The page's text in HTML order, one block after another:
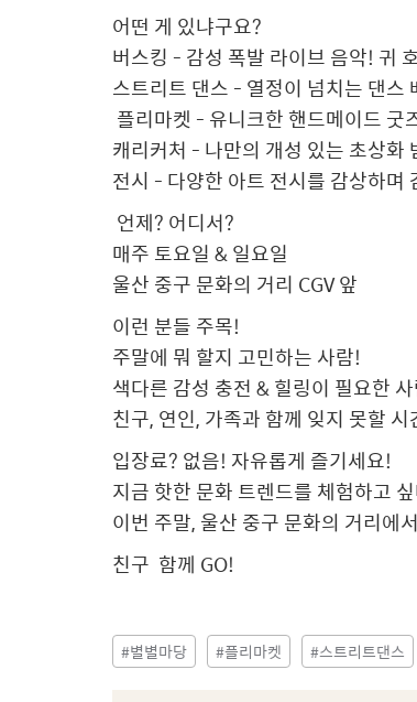
어떤 게 있냐구요?
버스킹 - 감성 폭발 라이브 음악! 귀
스트리트 댄스 - 열정이 넘치는 댄스
플리마켓 - 유니크한 핸드메이드 굿
캐리커처 - 나만의 개성 있는 초상화
전시 - 다양한 아트 전시를 감상하며
언제? 어디서?
매주 토요일 & 일요일
울산 중구 문화의 거리 CGV 앞
이런 분들 주목!
주말에 뭐 할지 고민하는 사람!
색다른 감성 충전 & 힐링이 필요한
친구, 연인, 가족과 함께 잊지 못할
입장료? 없음! 자유롭게 즐기세요!
지금 핫한 문화 트렌드를 체험하고
이번 주말, 울산 중구 문화의 거리에
친구 함께 GO!
#별별마당 #플리마켓 #스트리트댄스